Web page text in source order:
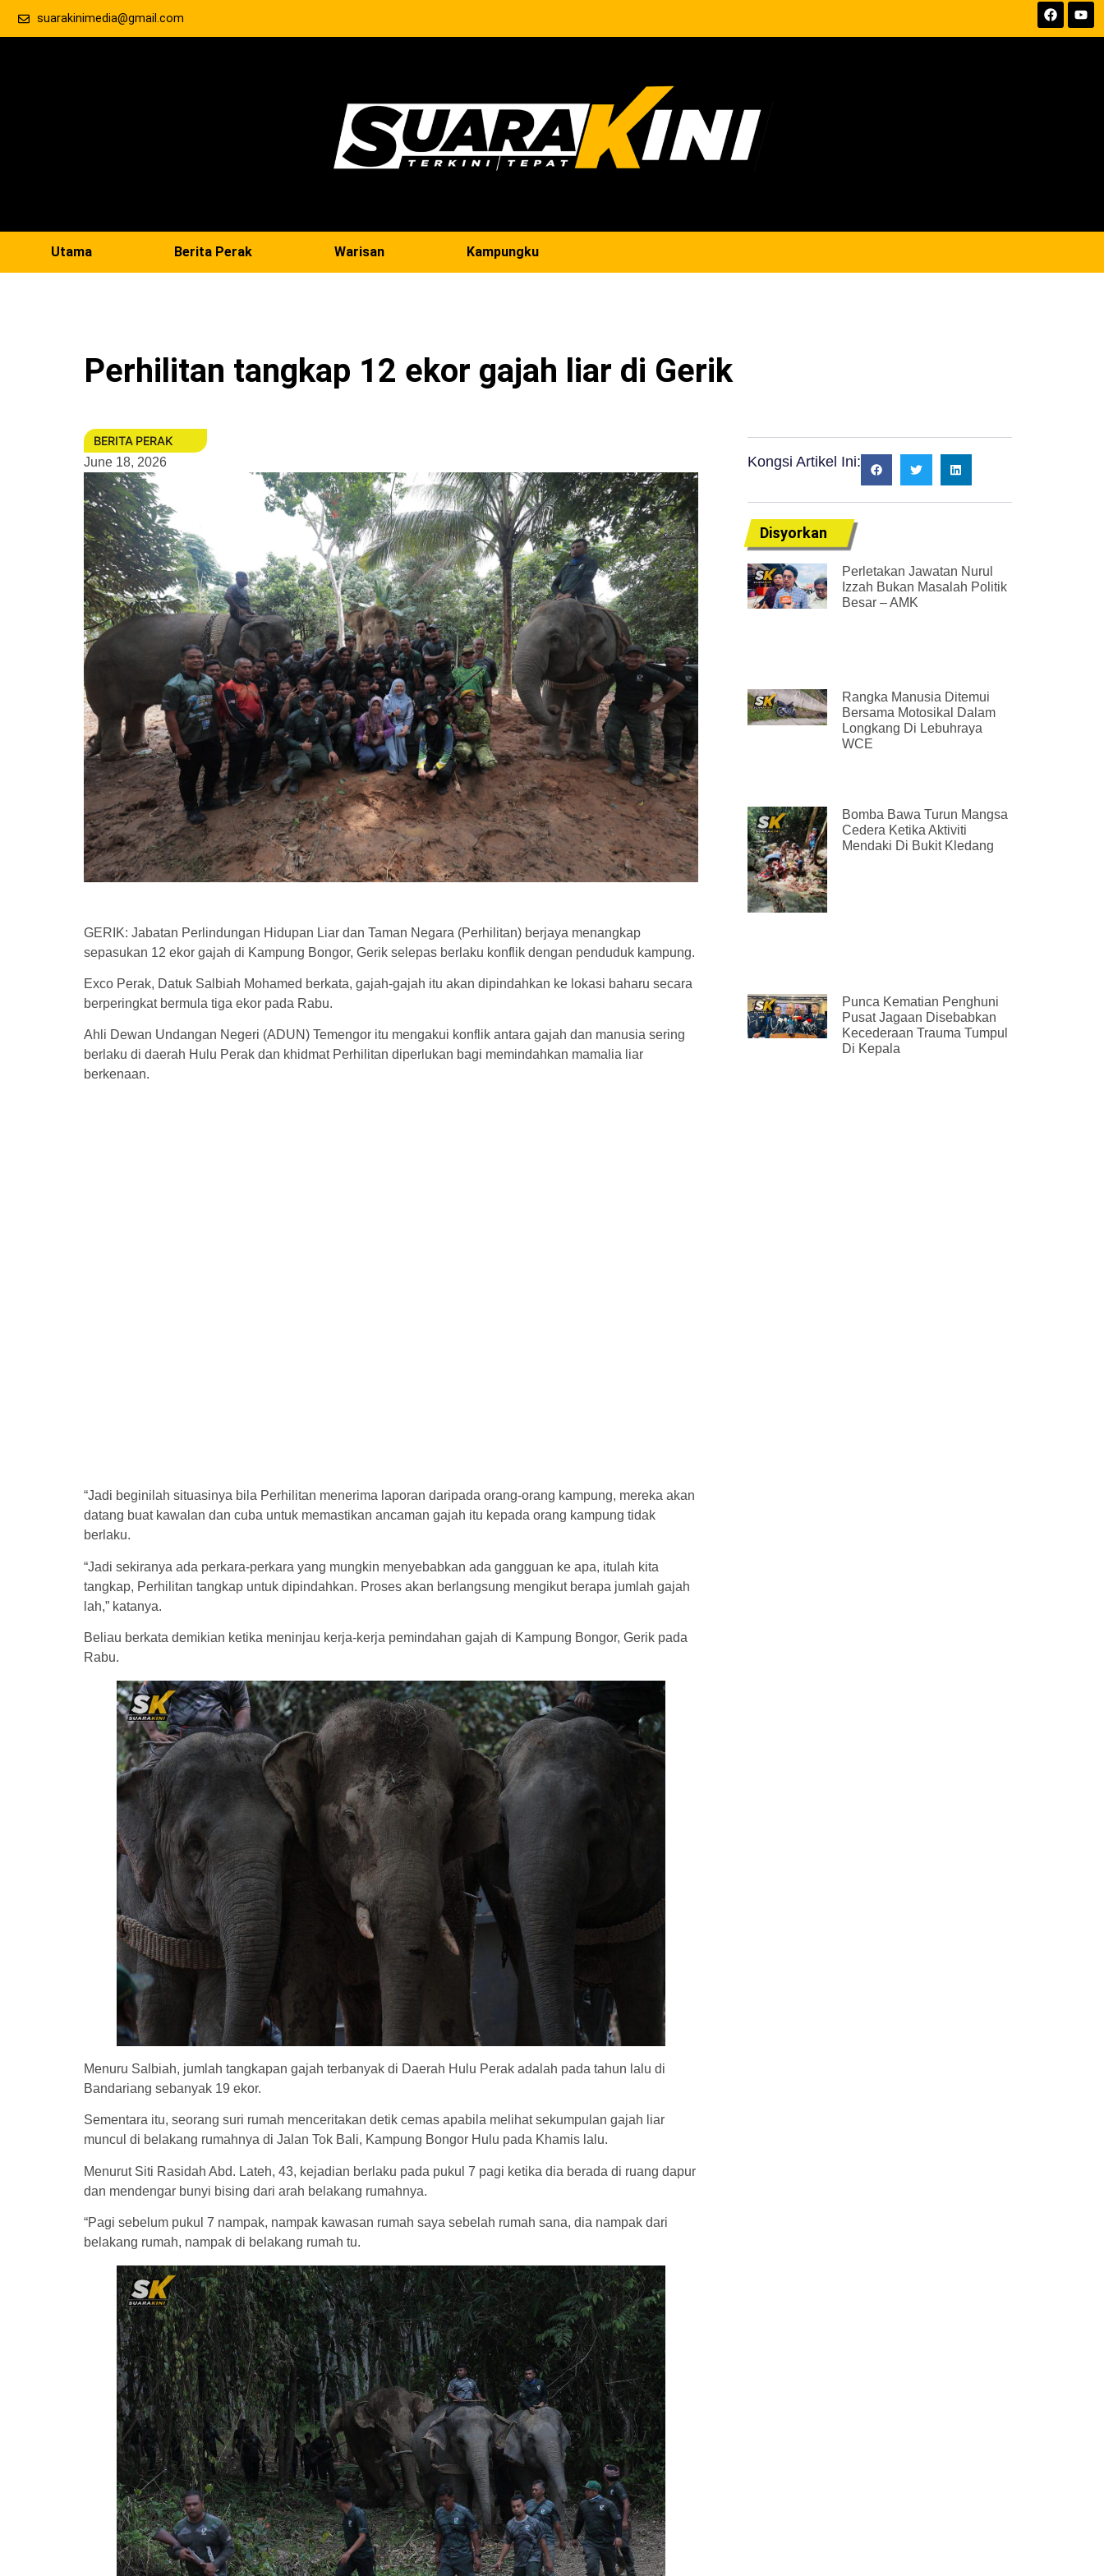
suarakinimedia@gmail.com
Utama Berita Perak Warisan Kampungku
Perhilitan tangkap 12 ekor gajah liar di Gerik
BERITA PERAK
June 18, 2026
GERIK: Jabatan Perlindungan Hidupan Liar dan Taman Negara (Perhilitan) berjaya menangkap
sepasukan 12 ekor gajah di Kampung Bongor, Gerik selepas berlaku konflik dengan penduduk kampung.
Exco Perak, Datuk Salbiah Mohamed berkata, gajah-gajah itu akan dipindahkan ke lokasi baharu secara
berperingkat bermula tiga ekor pada Rabu.
Ahli Dewan Undangan Negeri (ADUN) Temengor itu mengakui konflik antara gajah dan manusia sering
berlaku di daerah Hulu Perak dan khidmat Perhilitan diperlukan bagi memindahkan mamalia liar
berkenaan.
“Jadi beginilah situasinya bila Perhilitan menerima laporan daripada orang-orang kampung, mereka akan
datang buat kawalan dan cuba untuk memastikan ancaman gajah itu kepada orang kampung tidak
berlaku.
“Jadi sekiranya ada perkara-perkara yang mungkin menyebabkan ada gangguan ke apa, itulah kita
tangkap, Perhilitan tangkap untuk dipindahkan. Proses akan berlangsung mengikut berapa jumlah gajah
lah,” katanya.
Beliau berkata demikian ketika meninjau kerja-kerja pemindahan gajah di Kampung Bongor, Gerik pada
Rabu.
Menuru Salbiah, jumlah tangkapan gajah terbanyak di Daerah Hulu Perak adalah pada tahun lalu di
Bandariang sebanyak 19 ekor.
Sementara itu, seorang suri rumah menceritakan detik cemas apabila melihat sekumpulan gajah liar
muncul di belakang rumahnya di Jalan Tok Bali, Kampung Bongor Hulu pada Khamis lalu.
Menurut Siti Rasidah Abd. Lateh, 43, kejadian berlaku pada pukul 7 pagi ketika dia berada di ruang dapur
dan mendengar bunyi bising dari arah belakang rumahnya.
“Pagi sebelum pukul 7 nampak, nampak kawasan rumah saya sebelah rumah sana, dia nampak dari
belakang rumah, nampak di belakang rumah tu.
Kongsi Artikel Ini:
Disyorkan
Perletakan Jawatan Nurul
Izzah Bukan Masalah Politik
Besar – AMK
Rangka Manusia Ditemui
Bersama Motosikal Dalam
Longkang Di Lebuhraya
WCE
Bomba Bawa Turun Mangsa
Cedera Ketika Aktiviti
Mendaki Di Bukit Kledang
Punca Kematian Penghuni
Pusat Jagaan Disebabkan
Kecederaan Trauma Tumpul
Di Kepala